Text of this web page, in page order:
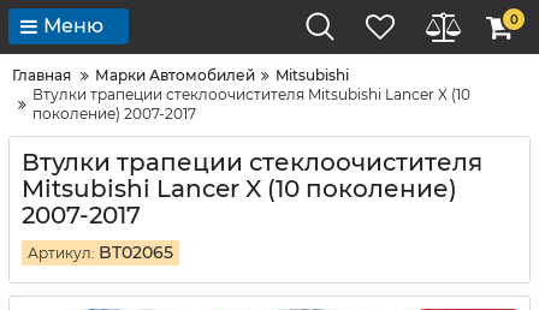
Меню 0
Главная Марки Автомобилей
Mitsubishi
Втулки трапеции стеклоочистителя Mitsubishi Lancer X (10
поколение) 2007-2017
Втулки трапеции стеклоочистителя
Mitsubishi Lancer X (10 поколение)
2007-2017
Артикул: BT02065